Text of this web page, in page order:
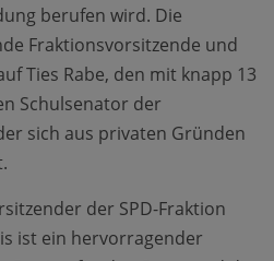
berufen wird. Die
Fraktionsvorsitzende und
Ties Rabe, den mit knapp 13
Schulsenator der
sich aus privaten Gründen
der SPD-Fraktion
ist ein hervorragender